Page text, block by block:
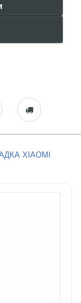
XIAOMI